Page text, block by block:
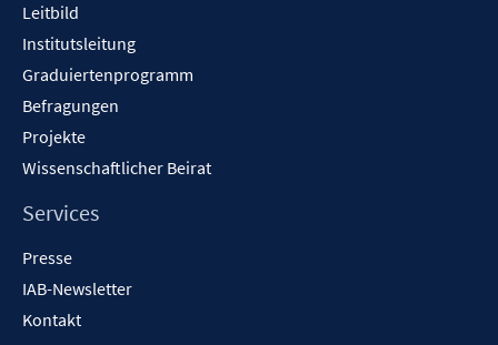
Leitbild
Institutsleitung
Graduiertenprogramm
Befragungen
Projekte
Wissenschaftlicher Beirat
Services
Presse
IAB-Newsletter
Kontakt